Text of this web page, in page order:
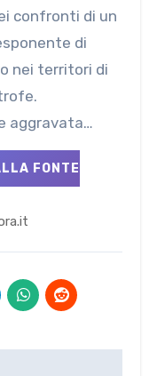
confronti di un
di
nei territori di
aggravata…
FONTE